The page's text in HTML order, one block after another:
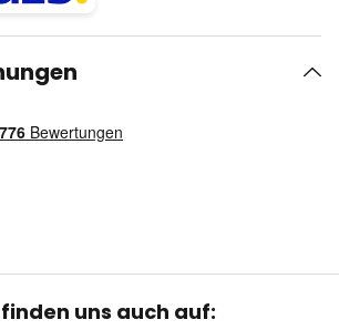
finden uns auch auf: